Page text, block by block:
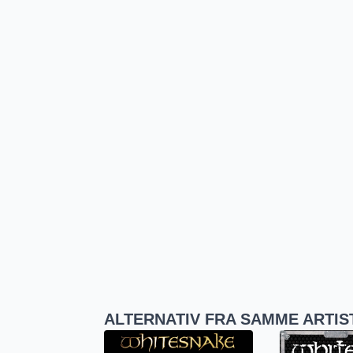
ALTERNATIV FRA SAMME